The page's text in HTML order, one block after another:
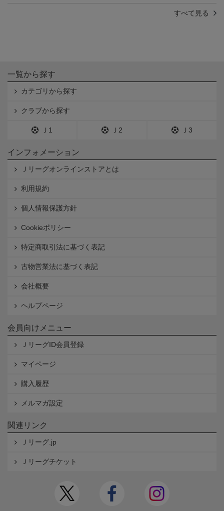
すべて見る
一覧から探す
カテゴリから探す
クラブから探す
Ｊ1 Ｊ2 Ｊ3
インフォメーション
Ｊリーグオンラインストアとは
利用規約
個人情報保護方針
Cookieポリシー
特定商取引法に基づく表記
古物営業法に基づく表記
会社概要
ヘルプページ
会員向けメニュー
ＪリーグID会員登録
マイページ
購入履歴
メルマガ設定
関連リンク
Ｊリーグ.jp
Ｊリーグチケット